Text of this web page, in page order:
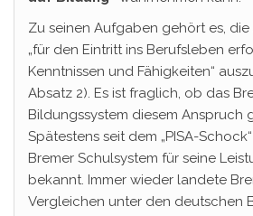
Zu seinen Aufgaben gehört es,
„für den Eintritt ins Berufsleben
Kenntnissen und Fähigkeiten“
Absatz 2). Es ist fraglich, ob das
Bildungssystem diesem Anspruch
Spätestens seit dem „PISA-
Bremer Schulsystem für seine
bekannt. Immer wieder landete
Vergleichen unter den deutschen